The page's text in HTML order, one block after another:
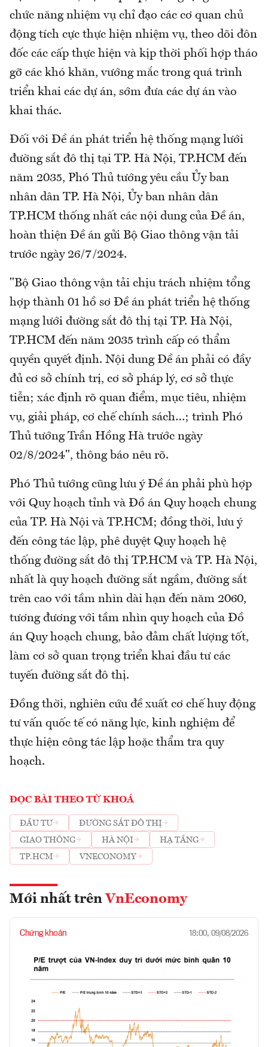
chức năng nhiệm vụ chỉ đạo các cơ quan chủ
động tích cực thực hiện nhiệm vụ, theo dõi đôn
đốc các cấp thực hiện và kịp thời phối hợp tháo
gỡ các khó khăn, vướng mắc trong quá trình
triển khai các dự án, sớm đưa các dự án vào
khai thác.
Đối với Đề án phát triển hệ thống mạng lưới
đường sắt đô thị tại TP. Hà Nội, TP.HCM đến
năm 2035, Phó Thủ tướng yêu cầu Ủy ban
nhân dân TP. Hà Nội, Ủy ban nhân dân
TP.HCM thống nhất các nội dung của Đề án,
hoàn thiện Đề án gửi Bộ Giao thông vận tải
trước ngày 26/7/2024.
"Bộ Giao thông vận tải chịu trách nhiệm tổng
hợp thành 01 hồ sơ Đề án phát triển hệ thống
mạng lưới đường sắt đô thị tại TP. Hà Nội,
TP.HCM đến năm 2035 trình cấp có thẩm
quyền quyết định. Nội dung Đề án phải có đầy
đủ cơ sở chính trị, cơ sở pháp lý, cơ sở thực
tiễn; xác định rõ quan điểm, mục tiêu, nhiệm
vụ, giải pháp, cơ chế chính sách…; trình Phó
Thủ tướng Trần Hồng Hà trước ngày
02/8/2024", thông báo nêu rõ.
Phó Thủ tướng cũng lưu ý Đề án phải phù hợp
với Quy hoạch tỉnh và Đồ án Quy hoạch chung
của TP. Hà Nội và TP.HCM; đồng thời, lưu ý
đến công tác lập, phê duyệt Quy hoạch hệ
thống đường sắt đô thị TP.HCM và TP. Hà Nội,
nhất là quy hoạch đường sắt ngầm, đường sắt
trên cao với tầm nhìn dài hạn đến năm 2060,
tương đương với tầm nhìn quy hoạch của Đồ
án Quy hoạch chung, bảo đảm chất lượng tốt,
làm cơ sở quan trọng triển khai đầu tư các
tuyến đường sắt đô thị.
Đồng thời, nghiên cứu đề xuất cơ chế huy động
tư vấn quốc tế có năng lực, kinh nghiệm để
thực hiện công tác lập hoặc thẩm tra quy
hoạch.
ĐỌC BÀI THEO TỪ KHOÁ
ĐẦU TƯ
ĐƯỜNG SẮT ĐÔ THỊ
GIAO THÔNG
HÀ NỘI
HẠ TẦNG
TP.HCM
VNECONOMY
Mới nhất trên VnEconomy
Chứng khoán 18:00, 09/08/2026